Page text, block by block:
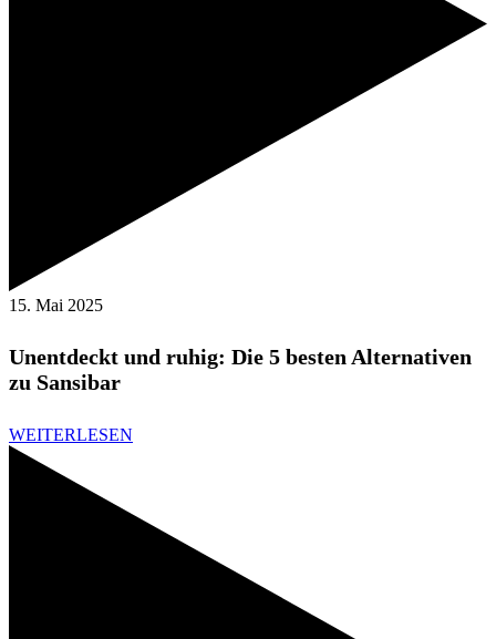
15. Mai 2025
Unentdeckt und ruhig: Die 5 besten Alternativen
zu Sansibar
WEITERLESEN